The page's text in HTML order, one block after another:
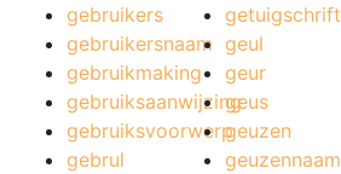
gebruikers
gebruikersnaam
gebruikmaking
gebruiksaanwijzing
gebruiksvoorwerp
gebrul
getuigschrift
geul
geur
geus
geuzen
geuzennaam